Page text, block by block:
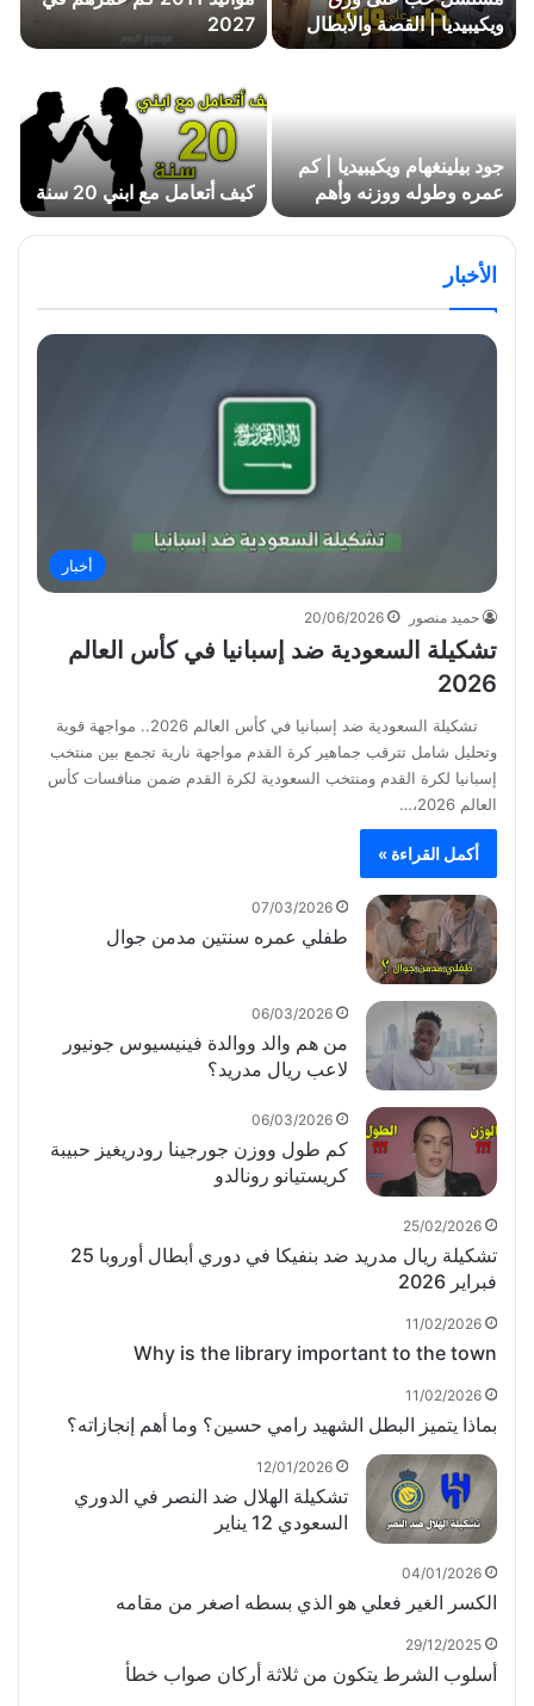
ويكيبيديا | القصة والأبطال
ومواعيد العرض
2027
جود بيلينغهام ويكيبيديا | كم
عمره وطوله ووزنه وأهم
إحصائيات نجم ريال مدريد
كيف أتعامل مع ابني 20 سنة
الأخبار
أخبار
حميد منصور 20/06/2026
تشكيلة السعودية ضد إسبانيا في كأس العالم
2026
تشكيلة السعودية ضد إسبانيا في كأس العالم 2026.. مواجهة قوية
وتحليل شامل تترقب جماهير كرة القدم مواجهة نارية تجمع بين منتخب
إسبانيا لكرة القدم ومنتخب السعودية لكرة القدم ضمن منافسات كأس
العالم 2026،…
أكمل القراءة »
07/03/2026
طفلي عمره سنتين مدمن جوال
06/03/2026
من هم والد ووالدة فينيسيوس جونيور
لاعب ريال مدريد؟
06/03/2026
كم طول ووزن جورجينا رودريغيز حبيبة
كريستيانو رونالدو
25/02/2026
تشكيلة ريال مدريد ضد بنفيكا في دوري أبطال أوروبا 25
فبراير 2026
11/02/2026
Why is the library important to the town
11/02/2026
بماذا يتميز البطل الشهيد رامي حسين؟ وما أهم إنجازاته؟
12/01/2026
تشكيلة الهلال ضد النصر في الدوري
السعودي 12 يناير
04/01/2026
الكسر الغير فعلي هو الذي بسطه اصغر من مقامه
29/12/2025
أسلوب الشرط يتكون من ثلاثة أركان صواب خطأ